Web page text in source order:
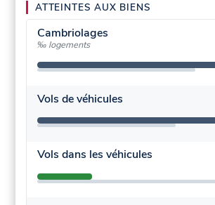
ATTEINTES AUX BIENS
Cambriolages
‰ logements
Vols de véhicules
Vols dans les véhicules